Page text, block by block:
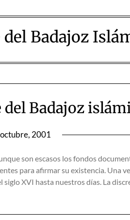
Badajoz
Badajoz
2001
son escasos los fondos
para afirmar su existencia. Una
XVI hasta nuestros días. La